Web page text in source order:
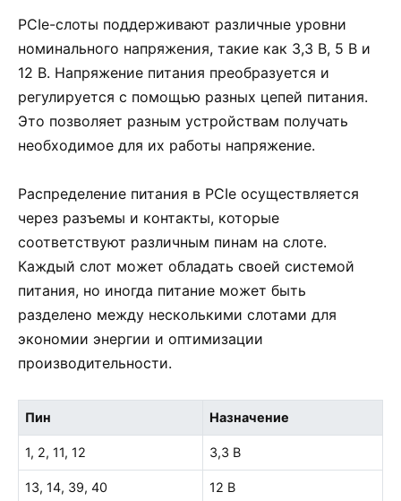
PCIe-слоты поддерживают различные уровни
номинального напряжения, такие как 3,3 В, 5 В и
12 В. Напряжение питания преобразуется и
регулируется с помощью разных цепей питания.
Это позволяет разным устройствам получать
необходимое для их работы напряжение.
Распределение питания в PCIe осуществляется
через разъемы и контакты, которые
соответствуют различным пинам на слоте.
Каждый слот может обладать своей системой
питания, но иногда питание может быть
разделено между несколькими слотами для
экономии энергии и оптимизации
производительности.
Пин Назначение
1, 2, 11, 12 3,3 В
13, 14, 39, 40 12 В